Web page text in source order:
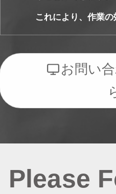
これにより、作業の
お問い
Please